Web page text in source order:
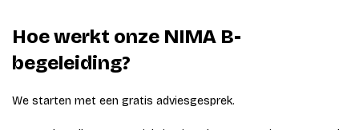
Hoe werkt onze NIMA B-
begeleiding?
We starten met een gratis adviesgesprek.